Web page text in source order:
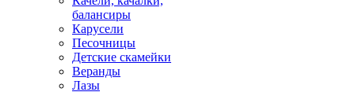
балансиры
Карусели
Песочницы
Детские скамейки
Веранды
Лазы